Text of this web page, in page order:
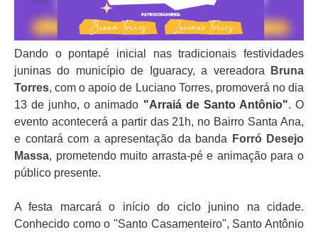
Dando o pontapé inicial nas tradicionais festividades
juninas do município de Iguaracy, a vereadora
Bruna
Torres, com o apoio de Luciano Torres, promoverá no dia
13 de junho, o animado "Arraiá de Santo Antônio". O
evento acontecerá a partir das 21h, no Bairro Santa Ana,
e contará com a apresentação da banda
Forró Desejo
Massa, prometendo muito arrasta-pé e animação para o
público presente.
A festa marcará o início do ciclo junino na cidade.
Conhecido como o "Santo Casamenteiro", Santo Antônio